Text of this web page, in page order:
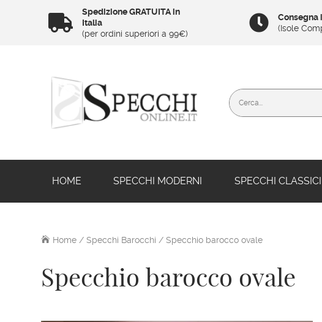

Spedizione GRATUITA in
Italia
(per ordini superiori a 99€)

Consegna
(Isole
HOME SPECCHI MODERNI SPECCHI CLASSICI
Home /Specchi Barocchi / Specchio barocco ovale
Specchio barocco ovale